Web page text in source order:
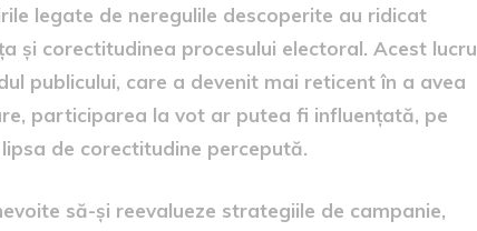
legate de neregulile descoperite au ridicat
și corectitudinea procesului electoral. Acest lucru
publicului, care a devenit mai reticent în a avea
participarea la vot ar putea fi influențată, pe
de corectitudine percepută.
să-și reevalueze strategiile de campanie,